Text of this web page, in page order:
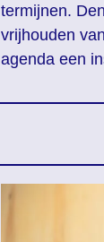
termijnen.
vrijhouden
agenda een